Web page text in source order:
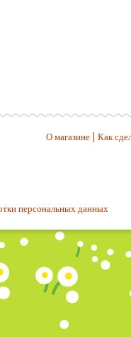
О магазине Как
персональных данных